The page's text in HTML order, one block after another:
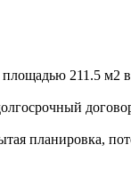
211.5 м2
планировка,